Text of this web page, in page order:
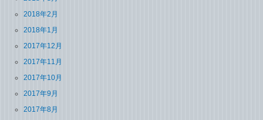
2018年2月
2018年1月
2017年12月
2017年11月
2017年10月
2017年9月
2017年8月